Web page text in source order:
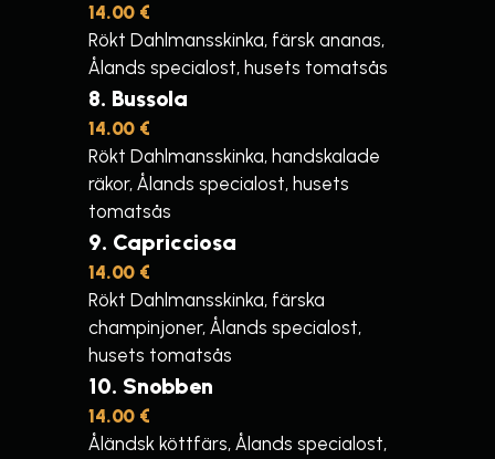
14.00 €
Rökt Dahlmansskinka, färsk ananas,
Ålands specialost, husets tomatsås
8 Bussola
14.00 €
Rökt Dahlmansskinka, handskalade
räkor, Ålands specialost, husets
tomatsås
9 Capricciosa
14.00 €
Rökt Dahlmansskinka, färska
champinjoner, Ålands specialost,
husets tomatsås
10 Snobben
14.00 €
Åländsk köttfärs, Ålands specialost,